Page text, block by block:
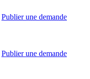
Publier une demande
Publier une demande